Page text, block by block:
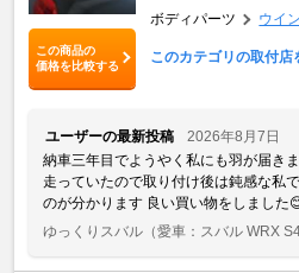
この商品の
価格を比較する
ボディパーツ ウイ
このカテゴリの取付店
ユーザーの最新投稿
2026年8月7日
納車三年目でようやく私にも羽が届き
走っていたので取り付け後は鈍感な私
のが分かります 良い買い物をしました
ゆっくりスバル （愛車：スバル WRX S4